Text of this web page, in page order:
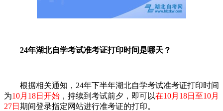
24年湖北自学考试准考证打印时间是哪天？
根据相关通知，24年下半年湖北自学考试准考证打印时间
为10月18日开始 ，持续到考试前夕，即可以在10月18日至10月
27日 期间登录指定网站进行准考证的打印。